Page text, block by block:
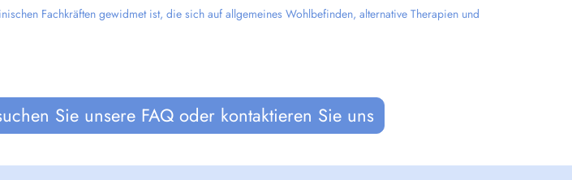
Fachkräften gewidmet ist, die sich auf allgemeines Wohlbefinden, alternative Therapien und
Sie unsere FAQ oder kontaktieren Sie uns